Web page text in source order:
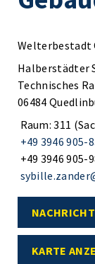
Welterbestadt
Halberstädter
Technisches
06484
Raum: 311
+49 3946 905-
+49 3946 905-
KARTE